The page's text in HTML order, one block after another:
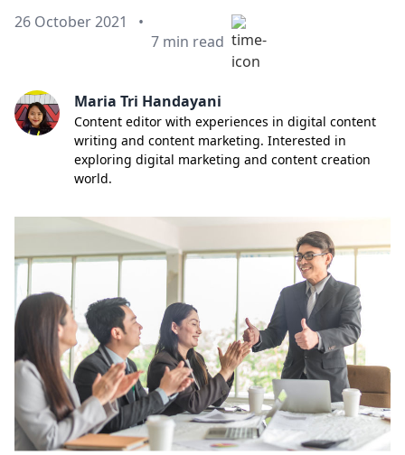
Published on
26 October 2021
•
Min read
7 min read
Maria Tri Handayani
Content editor with experiences in digital content
writing and content marketing. Interested in
exploring digital marketing and content creation
world.